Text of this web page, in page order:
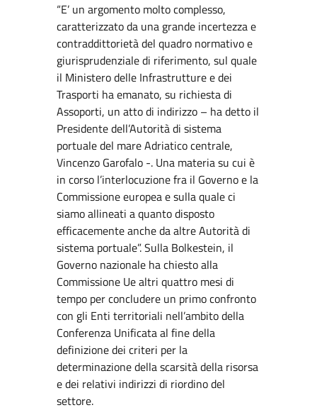
“E’ un argomento molto complesso,
caratterizzato da una grande incertezza e
contraddittorietà del quadro normativo e
giurisprudenziale di riferimento, sul quale
il Ministero delle Infrastrutture e dei
Trasporti ha emanato, su richiesta di
Assoporti, un atto di indirizzo – ha detto il
Presidente dell’Autorità di sistema
portuale del mare Adriatico centrale,
Vincenzo Garofalo -. Una materia su cui è
in corso l’interlocuzione fra il Governo e la
Commissione europea e sulla quale ci
siamo allineati a quanto disposto
efficacemente anche da altre Autorità di
sistema portuale”. Sulla Bolkestein, il
Governo nazionale ha chiesto alla
Commissione Ue altri quattro mesi di
tempo per concludere un primo confronto
con gli Enti territoriali nell’ambito della
Conferenza Unificata al fine della
definizione dei criteri per la
determinazione della scarsità della risorsa
e dei relativi indirizzi di riordino del
settore.